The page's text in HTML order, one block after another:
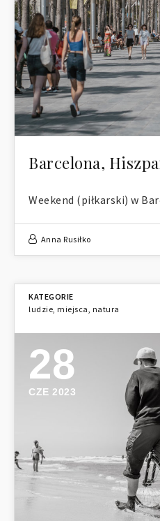
Barcelona,
Weekend (piłkarski) w
Anna Rusiłko
ludzie, miejsca, natura
28
CZE 2023